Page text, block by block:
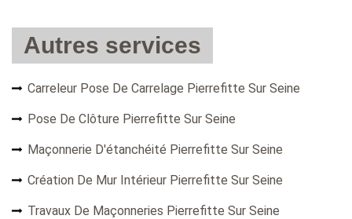
Autres services
Carreleur Pose De Carrelage Pierrefitte Sur Seine
Pose De Clôture Pierrefitte Sur Seine
Maçonnerie D'étanchéité Pierrefitte Sur Seine
Création De Mur Intérieur Pierrefitte Sur Seine
Travaux De Maçonneries Pierrefitte Sur Seine